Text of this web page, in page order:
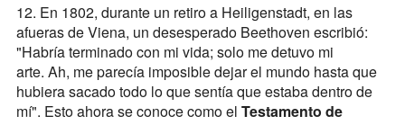
12. En 1802, durante un retiro a Heiligenstadt, en las
afueras de Viena, un desesperado Beethoven escribió:
"Habría terminado con mi vida; solo me detuvo mi
arte. Ah, me parecía imposible dejar el mundo hasta que
hubiera sacado todo lo que sentía que estaba dentro de
mí". Esto ahora se conoce como el Testamento de